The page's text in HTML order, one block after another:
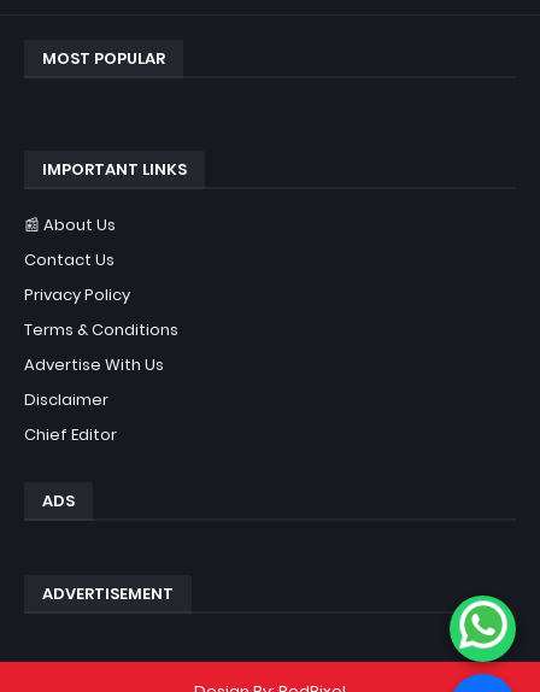
MOST POPULAR
IMPORTANT LINKS
📰 About Us
Contact Us
Privacy Policy
Terms & Conditions
Advertise With Us
Disclaimer
Chief Editor
ADS
ADVERTISEMENT